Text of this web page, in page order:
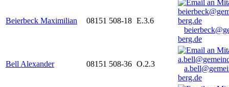
Beierbeck Maximilian 08151 508-18 E.3.6
berg.de
Bell Alexander 08151 508-36 O.2.3
berg.de